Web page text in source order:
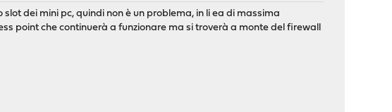
dei mini pc, quindi non è un problema, in li ea di massima
point che continuerà a funzionare ma si troverà a monte del firewall